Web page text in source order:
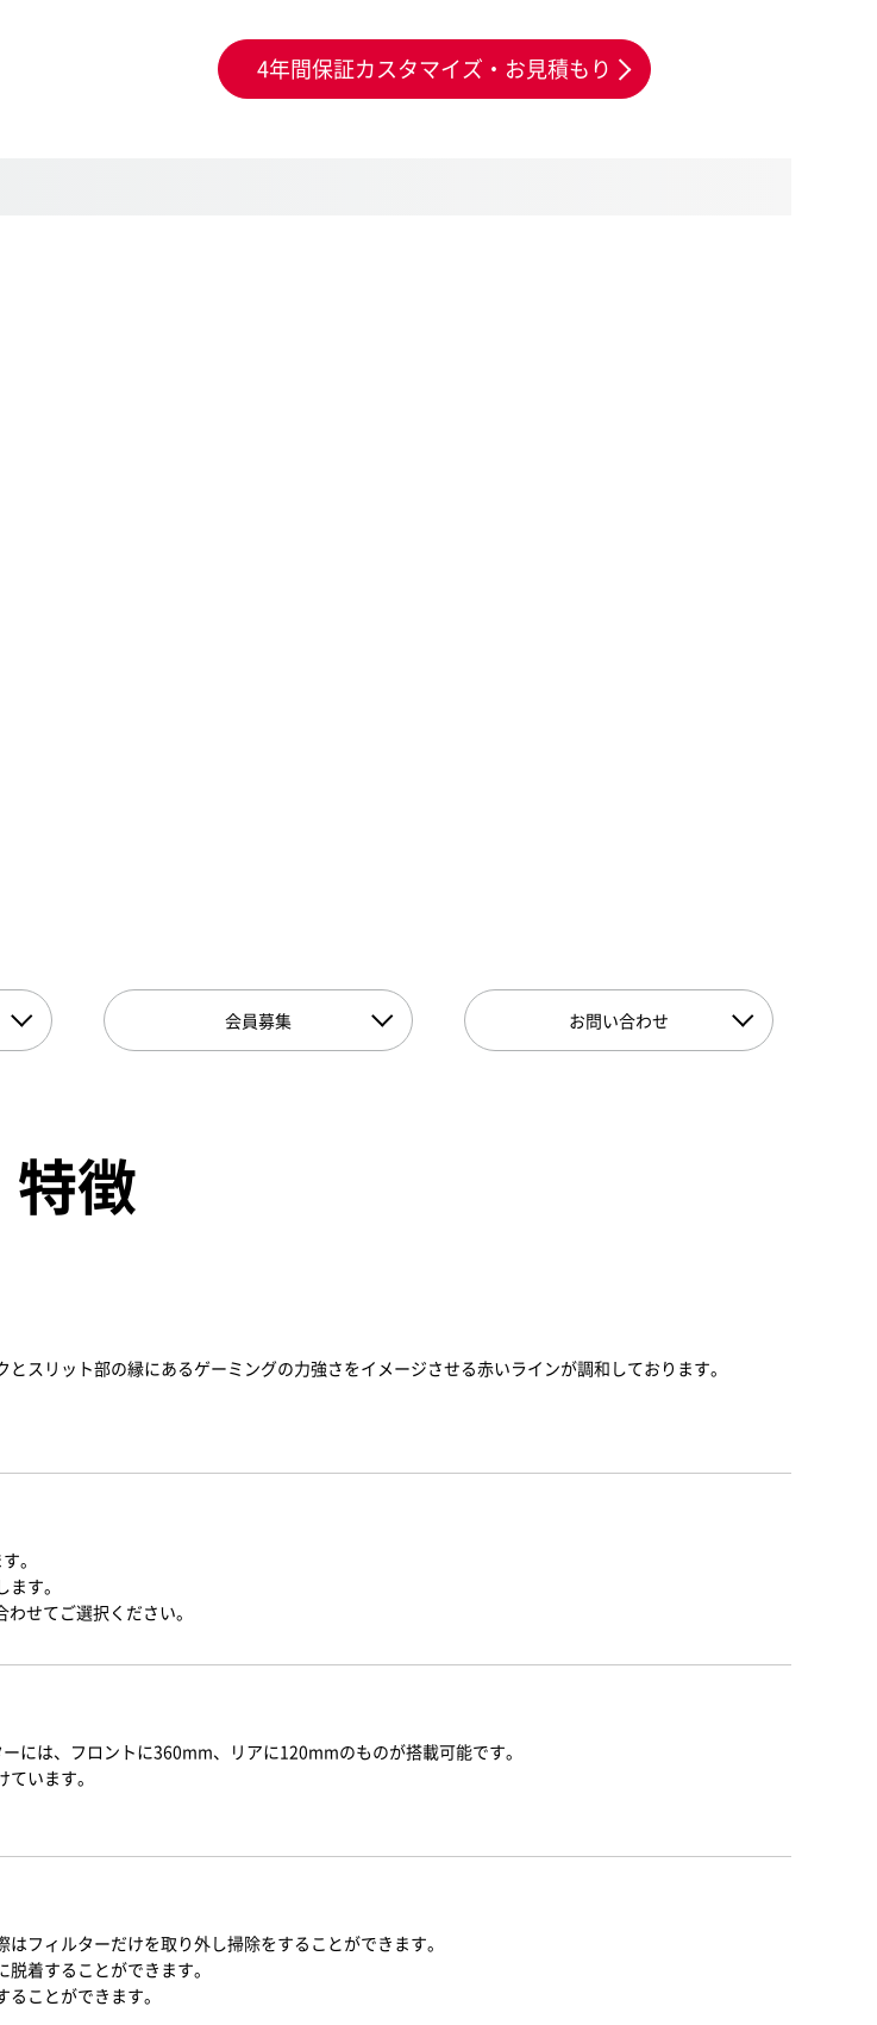
4年間保証カスタマイズ・お見積もり
会員募集 お問い合わせ
特徴
スリット部の縁にあるゲーミングの力強さをイメージさせる赤いラインが調和しております。
。
す。
せてご選択ください。
には、フロントに360mm、リアに120mmのものが搭載可能です。
います。
フィルターだけを取り外し掃除をすることができます。
着することができます。
ことができます。